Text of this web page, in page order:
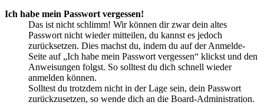
Ich habe mein Passwort vergessen!
Das ist nicht schlimm! Wir können dir zwar dein altes
Passwort nicht wieder mitteilen, du kannst es jedoch
zurücksetzen. Dies machst du, indem du auf der Anmelde-
Seite auf „Ich habe mein Passwort vergessen“ klickst und den
Anweisungen folgst. So solltest du dich schnell wieder
anmelden können.
Solltest du trotzdem nicht in der Lage sein, dein Passwort
zurückzusetzen, so wende dich an die Board-Administration.